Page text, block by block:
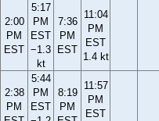
2:00
PM
EST
5:17
PM
EST
−1.3
kt
7:36
PM
EST
11:04
PM
EST
1.4 kt
2:38
PM
5:44
PM
EST
8:19
PM
11:57
PM
EST